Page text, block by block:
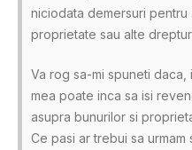
niciodata demersuri
proprietate sau alte
Va rog sa-mi spuneti daca,
mea poate inca sa isi
asupra bunurilor si
Ce pasi ar trebui sa